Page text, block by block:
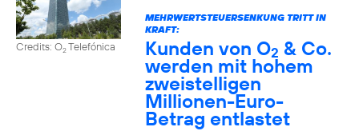
Credits: O2Telefónica
MEHRWERTSTEUERSENKUNG TRITT IN
KRAFT:
Kunden von O2 & Co.
werden mit hohem
zweistelligen
Millionen-Euro-
Betrag entlastet